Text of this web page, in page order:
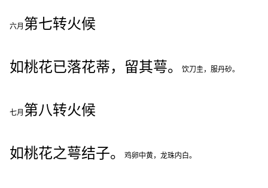
六月 第七转火候
如桃花已落花蒂，留其萼。 饮刀圭，服丹砂。
七月 第八转火候
如桃花之萼结子。 鸡卵中黄，龙珠内白。